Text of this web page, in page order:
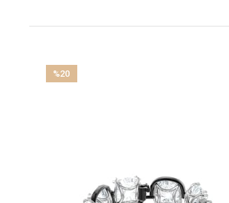
%20